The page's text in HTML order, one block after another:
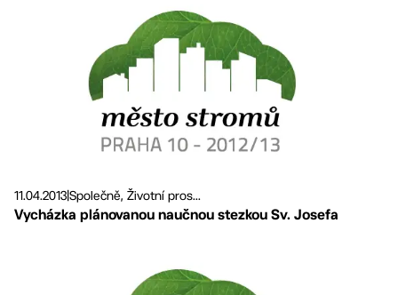
11.04.2013Společně, Životní pros...
Vycházka plánovanou naučnou stezkou Sv. Josefa